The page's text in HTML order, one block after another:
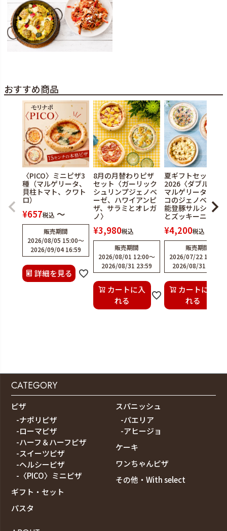
おすすめ商品
〈PICO〉ミニピザ3
種（マルゲリータ、
貝柱トマト、クワト
ロ）
¥657税込 〜
販売期間
2026/08/05 15:00〜
2026/09/04 16:59
詳細を見る
8月の月替わりピザ
セット〈ガーリック
シュリンプジェノベ
ーゼ、ハワイアンピ
ザ、サラミとオレガ
ノ〉
¥3,980税込
販売期間
2026/08/01 12:00〜
2026/08/31 23:59
カートに入
れる
夏ギフトセット
2026〈ダブルチー
マルゲリータ、水
コのジェノベーゼ
能登豚サルシッチ
とズッキーニ〉
¥4,200税込
販売期間
2026/07/22 12:00
2026/08/31 23:59
カートに入
れる
CATEGORY
ピザ
-ナポリピザ
-ローマピザ
-ハーフ＆ハーフピザ
-スイーツピザ
-ヘルシーピザ
-〈PICO〉ミニピザ
ギフト・セット
パスタ
スパニッシュ
-パエリア
-アヒージョ
ケーキ
ワンちゃんピザ
その他・With select